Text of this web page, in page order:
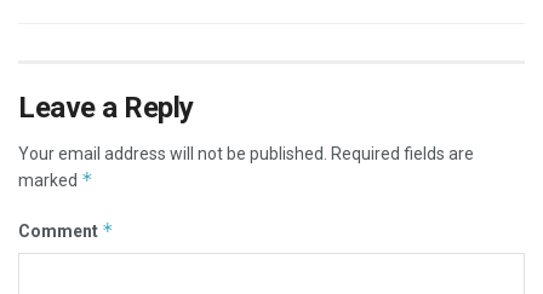
Leave a Reply
Your email address will not be published. Required fields are
marked *
Comment *